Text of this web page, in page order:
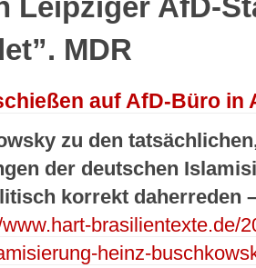
Leipziger AfD-
MDR
auf AfD-Büro in
zu den
der deutschen
korrekt daherreden
www.hart-brasilientexte.de/
heinz-